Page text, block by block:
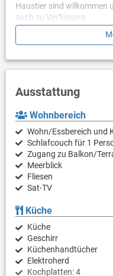
Haustier sind wilkommen
auch zu Verfügung.
Der Badestrand am
der unmitelbahrer Nähe
Ausstattung
Wohnbereich
Wohn/Essbereich und
Schlafcouch für 1
Zugang zu Balkon/
Meerblick
Fliesen
Sat-TV
Küche
Küche
Geschirr
Küchenhandtücher
Elektroherd
Kochplatten: 4